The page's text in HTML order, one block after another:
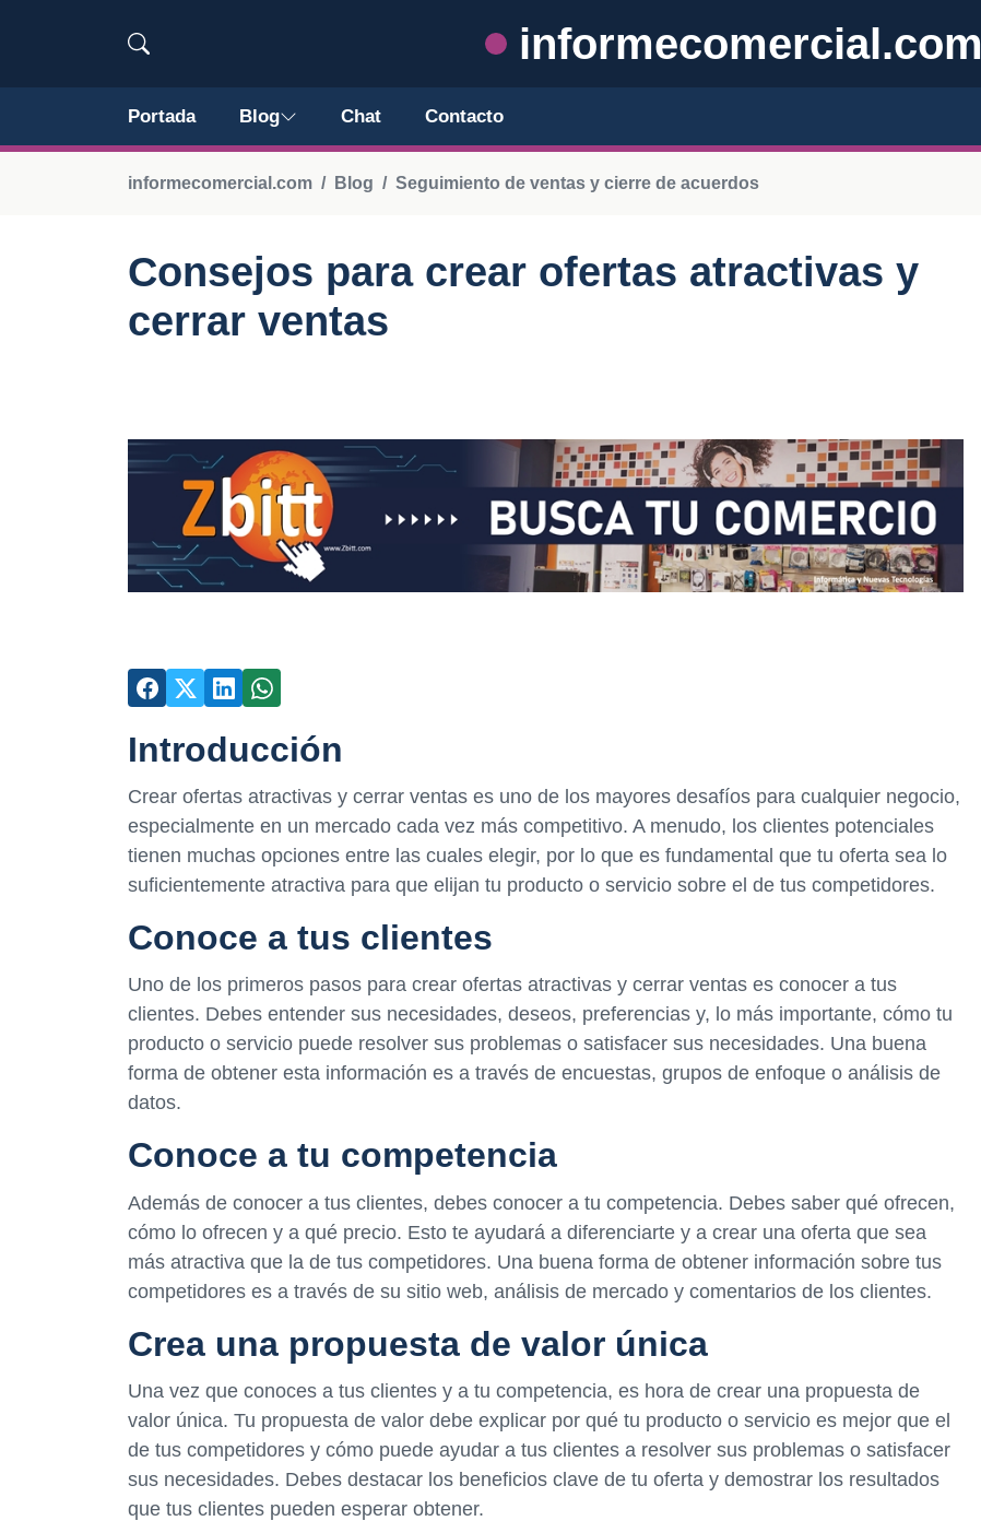
informecomercial.com
Portada Blog Chat Contacto
informecomercial.com Blog Seguimiento de ventas y cierre de acuerdos
Consejos para crear ofertas atractivas y
cerrar ventas
Introducción
Crear ofertas atractivas y cerrar ventas es uno de los mayores desafíos para cualquier negocio,
especialmente en un mercado cada vez más competitivo. A menudo, los clientes potenciales
tienen muchas opciones entre las cuales elegir, por lo que es fundamental que tu oferta sea lo
suficientemente atractiva para que elijan tu producto o servicio sobre el de tus competidores.
Conoce a tus clientes
Uno de los primeros pasos para crear ofertas atractivas y cerrar ventas es conocer a tus
clientes. Debes entender sus necesidades, deseos, preferencias y, lo más importante, cómo tu
producto o servicio puede resolver sus problemas o satisfacer sus necesidades. Una buena
forma de obtener esta información es a través de encuestas, grupos de enfoque o análisis de
datos.
Conoce a tu competencia
Además de conocer a tus clientes, debes conocer a tu competencia. Debes saber qué ofrecen,
cómo lo ofrecen y a qué precio. Esto te ayudará a diferenciarte y a crear una oferta que sea
más atractiva que la de tus competidores. Una buena forma de obtener información sobre tus
competidores es a través de su sitio web, análisis de mercado y comentarios de los clientes.
Crea una propuesta de valor única
Una vez que conoces a tus clientes y a tu competencia, es hora de crear una propuesta de
valor única. Tu propuesta de valor debe explicar por qué tu producto o servicio es mejor que el
de tus competidores y cómo puede ayudar a tus clientes a resolver sus problemas o satisfacer
sus necesidades. Debes destacar los beneficios clave de tu oferta y demostrar los resultados
que tus clientes pueden esperar obtener.